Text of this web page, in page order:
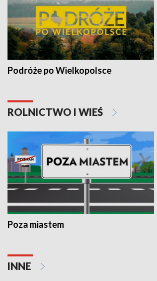
Podróże po Wielkopolsce
ROLNICTWO I WIEŚ
Poza miastem
INNE